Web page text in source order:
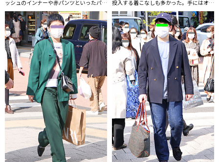
ッシュのインナーや赤パンツといったパン
キッシュなアイテムをジャケットと合わせ
たスタイルが新鮮。
投入する着こなしも多かった。手にはオー
ストリッチ(風？）バッグ。ママのお下が
りのようなヴィンテージ風バッグは10～
20代を中心に人気だ。